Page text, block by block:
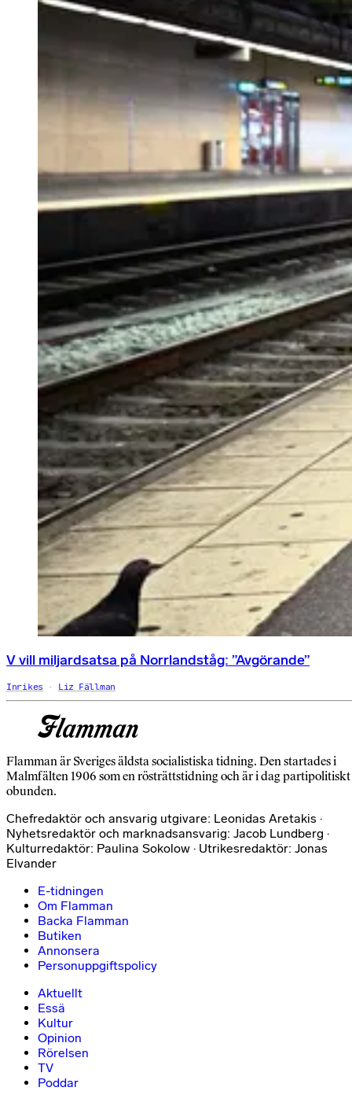
V vill miljardsatsa på Norrlandståg: ”Avgörande”
Inrikes Liz Fällman
Flamman är Sveriges äldsta socialistiska tidning. Den startades i
Malmfälten 1906 som en rösträttstidning och är i dag partipolitiskt
obunden.
Chefredaktör och ansvarig utgivare: Leonidas Aretakis ·
Nyhetsredaktör och marknadsansvarig: Jacob Lundberg ·
Kulturredaktör: Paulina Sokolow · Utrikesredaktör: Jonas
Elvander
E-tidningen
Om Flamman
Backa Flamman
Butiken
Annonsera
Personuppgiftspolicy
Aktuellt
Essä
Kultur
Opinion
Rörelsen
TV
Poddar